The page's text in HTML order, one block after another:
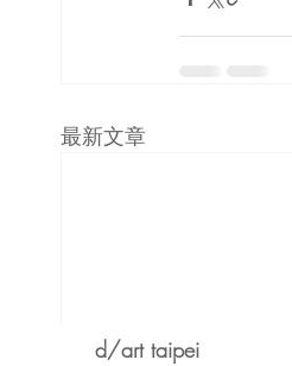
最新文章
d/art taipei